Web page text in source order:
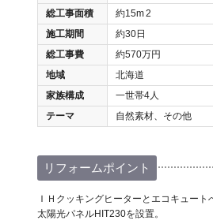
総工事面積
約15m2
施工期間
約30日
総工事費
約570万円
地域
北海道
家族構成
一世帯4人
テーマ
自然素材、その他
リフォームポイント
ＩＨクッキングヒーターとエコキュート
太陽光パネルHIT230を設置。